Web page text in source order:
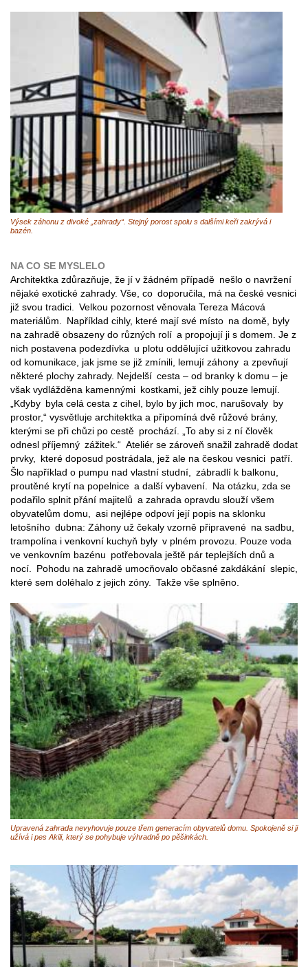
Výsek záhonu z divoké „zahrady“. Stejný porost spolu s dalšími keři zakrývá i
bazén.
NA CO SE MYSLELO
Architektka zdůrazňuje, že jí v žádném případě nešlo o navržení
nějaké exotické zahrady. Vše, co doporučila, má na české vesnici
již svou tradici. Velkou pozornost věnovala Tereza Mácová
materiálům. Například cihly, které mají své místo na domě, byly
na zahradě obsazeny do různých rolí a propojují ji s domem. Je z
nich postavena podezdívka u plotu oddělující užitkovou zahradu
od komunikace, jak jsme se již zmínili, lemují záhony a zpevňují
některé plochy zahrady. Nejdelší cesta – od branky k domu – je
však vydlážděna kamennými kostkami, jež cihly pouze lemují.
„Kdyby byla celá cesta z cihel, bylo by jich moc, narušovaly by
prostor,“ vysvětluje architektka a připomíná dvě růžové brány,
kterými se při chůzi po cestě prochází. „To aby si z ní člověk
odnesl příjemný zážitek.“ Ateliér se zároveň snažil zahradě dodat
prvky, které doposud postrádala, jež ale na českou vesnici patří.
Šlo například o pumpu nad vlastní studní, zábradlí k balkonu,
proutěné krytí na popelnice a další vybavení. Na otázku, zda se
podařilo splnit přání majitelů a zahrada opravdu slouží všem
obyvatelům domu, asi nejlépe odpoví její popis na sklonku
letošního dubna: Záhony už čekaly vzorně připravené na sadbu,
trampolína i venkovní kuchyň byly v plném provozu. Pouze voda
ve venkovním bazénu potřebovala ještě pár teplejších dnů a
nocí. Pohodu na zahradě umocňovalo občasné zakdákání slepic,
které sem doléhalo z jejich zóny. Takže vše splněno.
Upravená zahrada nevyhovuje pouze třem generacím obyvatelů domu. Spokojeně si ji
užívá i pes Akili, který se pohybuje výhradně po pěšinkách.